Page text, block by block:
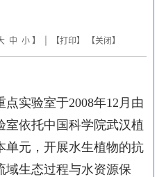
中 小】 | 【打印】 【关闭】
点实验室于2008年12 月由
室依托中国科学院武汉植
单元，开展水生植物的抗
域生态过程与水资源保